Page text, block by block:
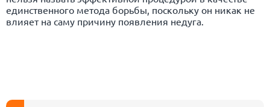
единственного метода борьбы, поскольку он никак не
влияет на саму причину появления недуга.